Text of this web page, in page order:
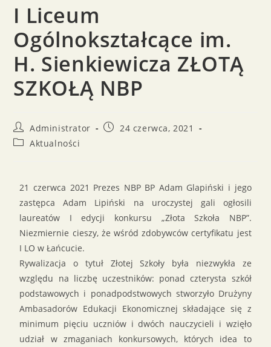
I Liceum
Ogólnokształcące im.
H. Sienkiewicza ZŁOTĄ
SZKOŁĄ NBP
Administrator
24 czerwca, 2021
Aktualności
21 czerwca 2021 Prezes NBP BP Adam Glapiński i jego
zastępca Adam Lipiński na uroczystej gali ogłosili
laureatów I edycji konkursu „Złota Szkoła NBP”.
Niezmiernie cieszy, że wśród zdobywców certyfikatu jest
I LO w Łańcucie.
Rywalizacja o tytuł Złotej Szkoły była niezwykła ze
względu na liczbę uczestników: ponad czterysta szkół
podstawowych i ponadpodstwowych stworzyło Drużyny
Ambasadorów Edukacji Ekonomicznej składające się z
minimum pięciu uczniów i dwóch nauczycieli i wzięło
udział w zmaganiach konkursowych, których idea to